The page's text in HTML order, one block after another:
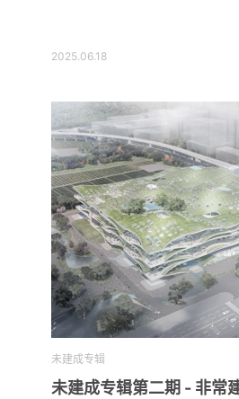
2025.06.18
未建成专辑
未建成专辑第二期 - 非常